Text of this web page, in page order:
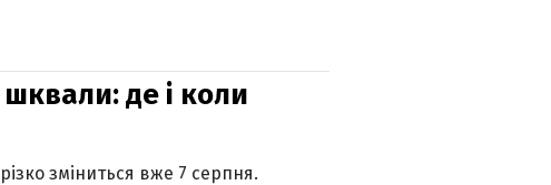
шквали: де і коли
зміниться вже 7 серпня.